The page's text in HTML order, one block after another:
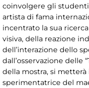
coinvolgere gli
artista di fama
incentrato la sua
visiva, della reazione
dell’interazione dello
dall’osservazione delle
della mostra, si
sperimentatrice del